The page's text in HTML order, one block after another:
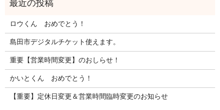
ロウくん おめでとう！
島田市デジタルチケット使えます。
重要【営業時間変更】のおしらせ！
かいとくん おめでとう！
【重要】定休日変更＆営業時間臨時変更のお知らせ